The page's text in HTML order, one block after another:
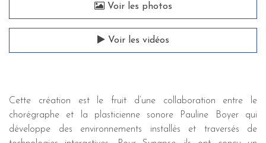
Voir les photos
Voir les vidéos
Cette création est le fruit d’une collaboration entre le
chorégraphe et la plasticienne sonore Pauline Boyer qui
développe des environnements installés et traversés de